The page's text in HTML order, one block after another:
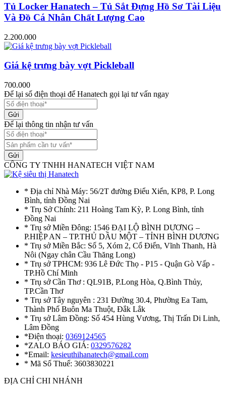
Tủ Locker Hanatech – Tủ Sắt Đựng Hồ Sơ Tài Liệu
Và Đồ Cá Nhân Chất Lượng Cao
2.200.000
Giá kệ trưng bày vợt Pickleball
700.000
Để lại số điện thoại để Hanatech gọi lại tư vấn ngay
Gửi
Để lại thông tin nhận tư vấn
Gửi
CÔNG TY TNHH HANATECH VIỆT NAM
* Địa chỉ Nhà Máy: 56/2T đường Điểu Xiển, KP8, P. Long
Bình, tỉnh Đồng Nai
* Trụ Sở Chính: 211 Hoàng Tam Kỳ, P. Long Bình, tỉnh
Đồng Nai
* Trụ sở Miền Đông: 1546 ĐẠI LỘ BÌNH DƯƠNG –
P.HIỆP AN – TP.THỦ DẦU MỘT – TỈNH BÌNH DƯƠNG
* Trụ sở Miền Bắc: Số 5, Xóm 2, Cổ Điển, Vĩnh Thanh, Hà
Nôi (Ngay chân Cầu Thăng Long)
* Trụ sở TPHCM: 936 Lê Đức Thọ - P15 - Quận Gò Vấp -
TP.Hồ Chí Minh
* Trụ sở Cần Thơ : QL91B, P.Long Hòa, Q.Bình Thủy,
TP.Cần Thơ
* Trụ sở Tây nguyên : 231 Đường 30.4, Phường Ea Tam,
Thành Phố Buôn Ma Thuột, Đắk Lắk
* Trụ sở Lâm Đồng: Số 454 Hùng Vương, Thị Trấn Di Linh,
Lâm Đồng
*Điện thoại: 0369124565
*ZALO BÁO GIÁ: 0329576282
*Email: kesieuthihanatech@gmail.com
* Mã Số Thuế: 3603830221
ĐỊA CHỈ CHI NHÁNH